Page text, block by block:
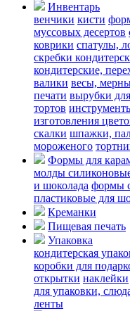
Инвентарь
венчики кисти
муссовых десертов
коврики cпатулы,
скребки
кондитерские,
валики весы,
печати вырубки
тортов
изготовления
скалки шпажки,
мороженого
Формы для
молды
и шоколада формы
пластиковые для
Креманки
Пищевая печать
Упаковка
кондитерская
коробки для
открытки наклейки
для упаковки,
ленты